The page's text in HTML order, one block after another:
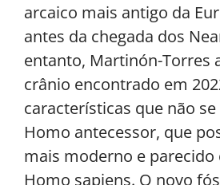
arcaico mais antigo da
antes da chegada dos
entanto, Martinón-Torres
crânio encontrado em
características que não
Homo antecessor, que
mais moderno e parecido
Homo sapiens. O novo